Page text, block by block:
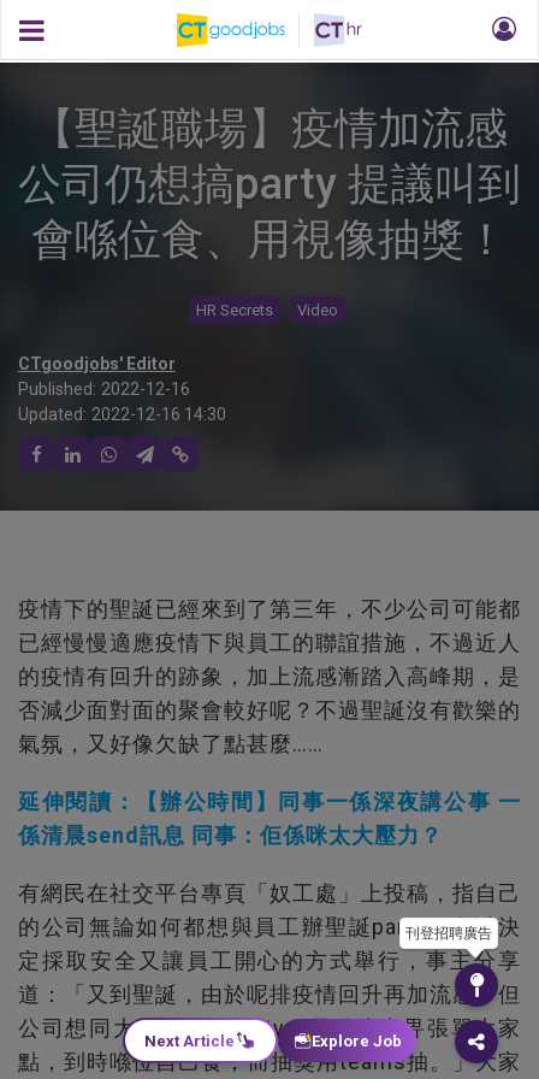
【聖誕職場】疫情加流感
公司仍想搞party 提議叫到
會喺位食、用視像抽獎！
HR Secrets Video
CTgoodjobs' Editor
Published: 2022-12-16
Updated: 2022-12-16 14:30
疫情下的聖誕已經來到了第三年，不少公司可能都
已經慢慢適應疫情下與員工的聯誼措施，不過近人
的疫情有回升的跡象，加上流感漸踏入高峰期，是
否減少面對面的聚會較好呢？不過聖誕沒有歡樂的
氣氛，又好像欠缺了點甚麼……
延伸閱讀：【辦公時間】同事一係深夜講公事 一
係清晨send訊息 同事：佢係咪太大壓力？
有網民在社交平台專頁「奴工處」上投稿，指自己
的公司無論如何都想與員工辦聖誕party，所以決
定採取安全又讓員工開心的方式舉行，事主分享
道：「又到聖誕，由於呢排疫情回升再加流感，但
公司想同大家搞聖誕party，最後決定畀張單大家
點，到時喺位自己食，而抽獎用teams抽。」大家
刊登招聘廣告
Next Article Explore Job